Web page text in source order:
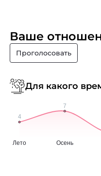
Ваше
Проголосовать
Для какого